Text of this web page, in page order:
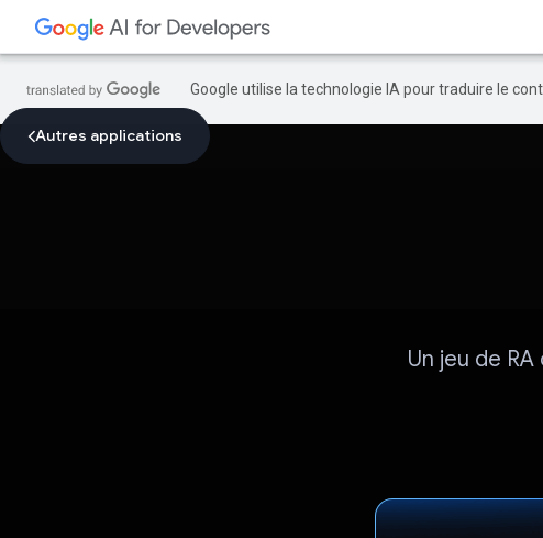
Google utilise la technologie IA pour traduire le
Autres applications
Un jeu de